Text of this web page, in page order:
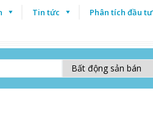
Tin tức Phân tích đầu tư